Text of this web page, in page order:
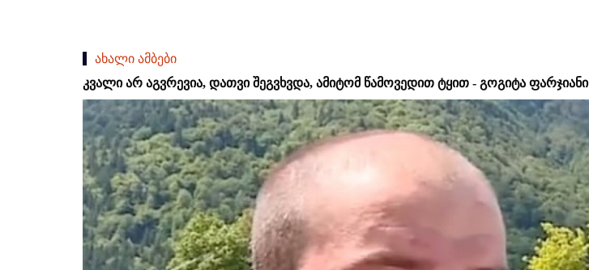
ახალი ამბები
კვალი არ აგვრევია, დათვი შეგვხვდა, ამიტომ წამოვედით ტყით - გოგიტა ფარჯიანი